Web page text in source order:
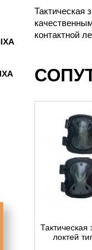
Тактическая
контактной
локтей